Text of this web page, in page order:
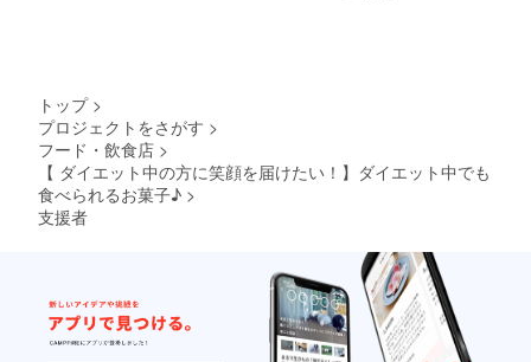
トップ >
プロジェクトをさがす >
フード・飲食店 >
【 ダイエット中の方に笑顔を届けたい！】ダイエット中でも
食べられるお菓子♪ >
支援者